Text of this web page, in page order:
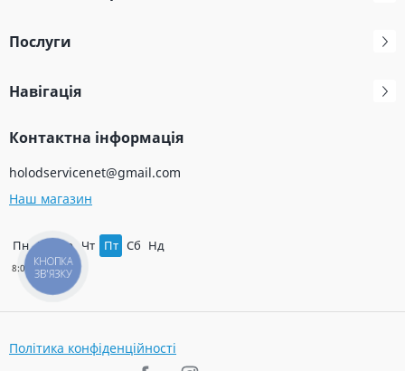
Послуги
Навігація
Контактна інформація
holodservicenet@gmail.com
Наш магазин
Пн Вт Ср Чт Пт Сб Нд
Політика конфіденційності
КНОПКА
ЗВ'ЯЗКУ